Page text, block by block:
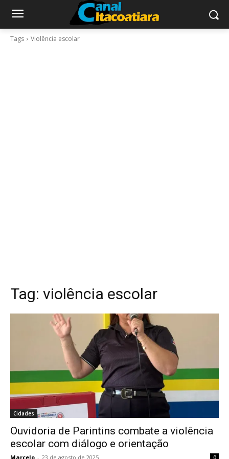
Tags Violência escolar
Tag: violência escolar
Cidades
Ouvidoria de Parintins combate a violência
escolar com diálogo e orientação
Marcelo - 23 de agosto de 2025 0